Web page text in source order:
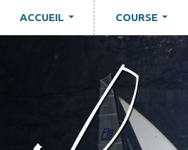
ACCUEIL COURSE